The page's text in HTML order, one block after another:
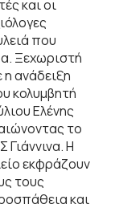
και οι
που
Ξεχωριστή
ανάδειξη
κολυμβητή
Ελένης
το
Η
εκφράζουν
τους
και